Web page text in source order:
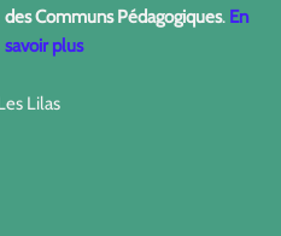
des Communs Pédagogiques. En
savoir plus
Lilas